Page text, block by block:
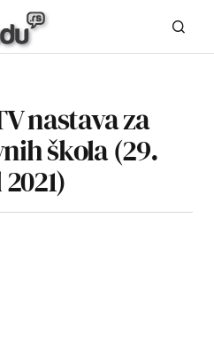
nastava za
škola (29.